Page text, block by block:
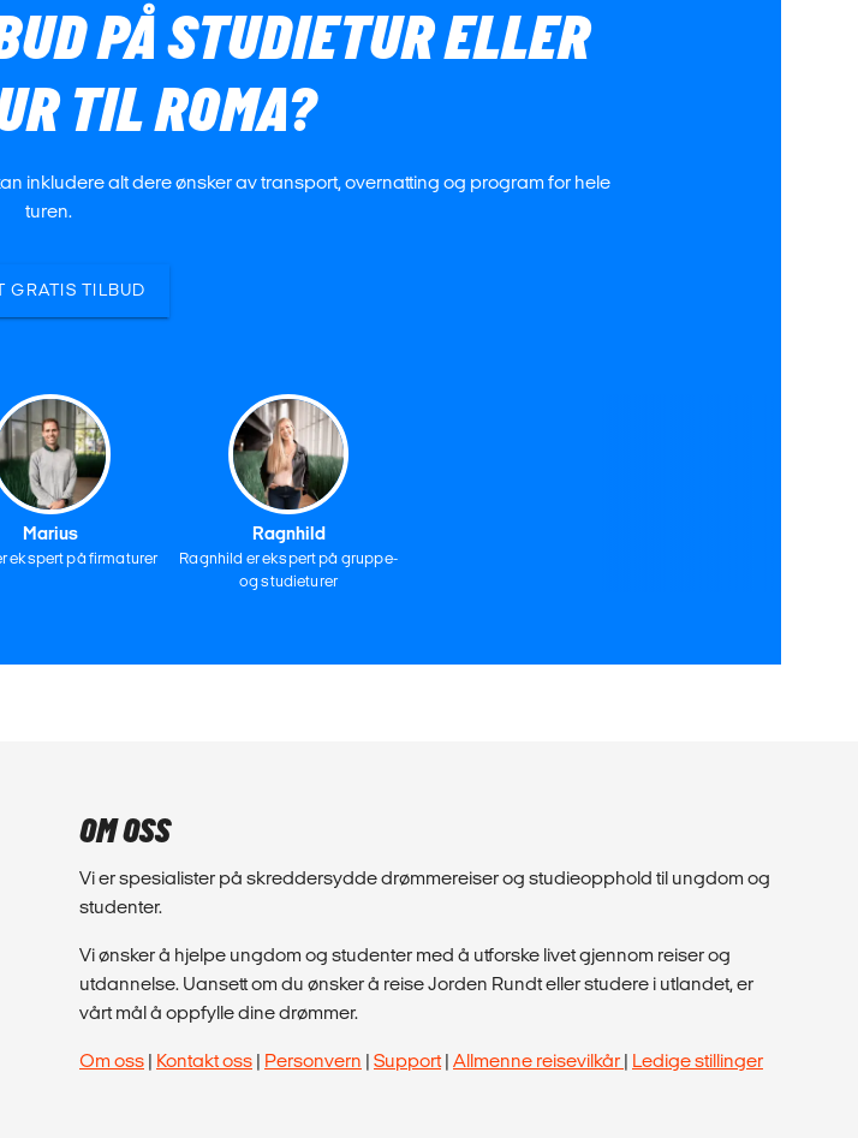
PÅ STUDIETUR ELLER
TIL ROMA?
inkludere alt dere ønsker av transport, overnatting og program for hele
turen.
GRATIS TILBUD
Marius
ekspert på firmaturer
Ragnhild
Ragnhild er ekspert på gruppe-
og studieturer
OM OSS
Vi er spesialister på skreddersydde drømmereiser og studieopphold til ungdom og
studenter.
Vi ønsker å hjelpe ungdom og studenter med å utforske livet gjennom reiser og
utdannelse. Uansett om du ønsker å reise Jorden Rundt eller studere i utlandet, er
vårt mål å oppfylle dine drømmer.
Om oss | Kontakt oss | Personvern | Support| Allmenne reisevilkår | Ledige stillinger